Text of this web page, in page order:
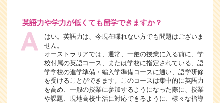
英語力や学力が低くても留学できますか？
はい。英語力は、今現在喋れない方でも問題はございま
せん。
オーストラリアでは、通常、一般の授業に入る前に、学
校付属の英語コース、または学校に指定されている、語
学学校の進学準備・編入学準備コースに通い、語学研修
を受けることができます。このコースは集中的に英語力
を高め、一般の授業に参加するようになった際に、授業
や課題、現地高校生活に対応できるように、様々な指導